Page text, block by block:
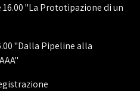
"La Prototipazione di un
"Dalla Pipeline alla